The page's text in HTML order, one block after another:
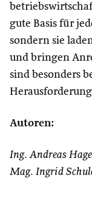
gute Basis für
sondern sie
und bringen
sind besonders
Autoren:
Ing. Andreas
Mag. Ingrid